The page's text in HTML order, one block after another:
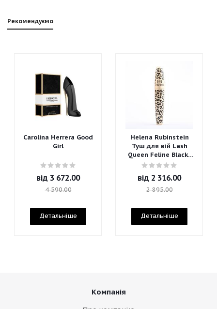
Рекомендуємо
Carolina Herrera Good
Girl
від 3 672.00
4 590.00
Детальніше
Helena Rubinstein
Туш для вій Lash
Queen Feline Blacks
Mascara
від 2 316.00
2 895.00
Детальніше
Компанія